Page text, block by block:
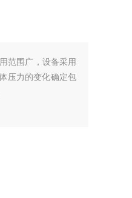
范围广，设备采用
压力的变化确定包